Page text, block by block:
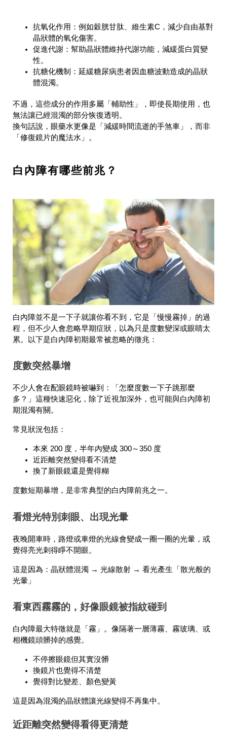
抗氧化作用：例如穀胱甘肽、維生素C，減少自由基對
晶狀體的氧化傷害。
促進代謝：幫助晶狀體維持代謝功能，減緩蛋白質變
性。
抗糖化機制：延緩糖尿病患者因血糖波動造成的晶狀
體混濁。
不過，這些成分的作用多屬「輔助性」，即使長期使用，也
無法讓已經混濁的部分恢復透明。
換句話說，眼藥水更像是「減緩時間流逝的手煞車」，而非
「修復鏡片的魔法水」。
白內障有哪些前兆？
白內障並不是一下子就讓你看不到，它是「慢慢霧掉」的過
程，但不少人會忽略早期症狀，以為只是度數變深或眼睛太
累。以下是白內障初期最常被忽略的徵兆：
度數突然暴增
不少人會在配眼鏡時被嚇到：「怎麼度數一下子跳那麼
多？」這種快速惡化，除了近視加深外，也可能與白內障初
期混濁有關。
常見狀況包括：
本來 200 度，半年內變成 300～350 度
近距離突然變得看不清楚
換了新眼鏡還是覺得糊
度數短期暴增，是非常典型的白內障前兆之一。
看燈光特別刺眼、出現光暈
夜晚開車時，路燈或車燈的光線會變成一圈一圈的光暈，或
覺得亮光刺得睜不開眼。
這是因為：晶狀體混濁 → 光線散射 → 看光產生「散光般的
光暈」
看東西霧霧的，好像眼鏡被指紋碰到
白內障最大特徵就是「霧」。像隔著一層薄霧、霧玻璃、或
相機鏡頭髒掉的感覺。
不停擦眼鏡但其實沒髒
換鏡片也覺得不清楚
覺得對比變差、顏色變黃
這是因為混濁的晶狀體讓光線變得不再集中。
近距離突然變得看得更清楚